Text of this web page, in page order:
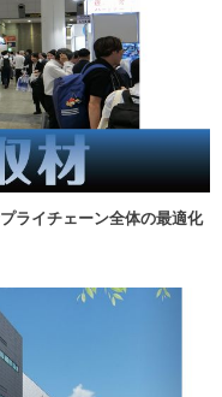
ライチェーン全体の最適化